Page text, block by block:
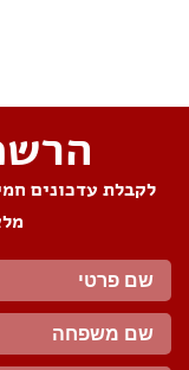
לקבלת עדכונים